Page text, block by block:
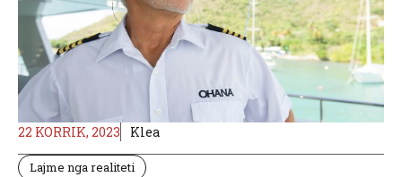
22 KORRIK, 2023 Klea
Lajme nga realiteti